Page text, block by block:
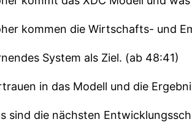
kommen die Wirtschafts- und
System als Ziel. (ab 48:41)
in das Modell und die
sind die nächsten